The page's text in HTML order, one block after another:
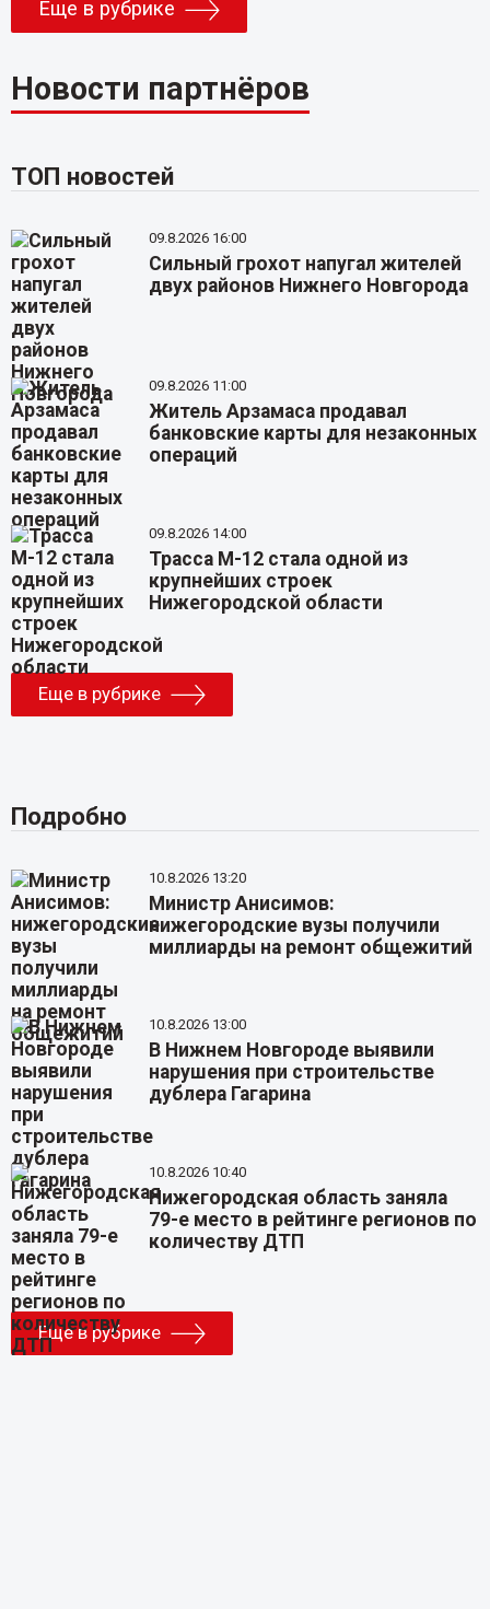
Еще в рубрике
Новости партнёров
ТОП новостей
09.8.2026 16:00
Сильный грохот напугал жителей
двух районов Нижнего Новгорода
09.8.2026 11:00
Житель Арзамаса продавал
банковские карты для незаконных
операций
09.8.2026 14:00
Трасса М-12 стала одной из
крупнейших строек
Нижегородской области
Еще в рубрике
Подробно
10.8.2026 13:20
Министр Анисимов:
нижегородские вузы получили
миллиарды на ремонт общежитий
10.8.2026 13:00
В Нижнем Новгороде выявили
нарушения при строительстве
дублера Гагарина
10.8.2026 10:40
Нижегородская область заняла
79-е место в рейтинге регионов по
количеству ДТП
Еще в рубрике